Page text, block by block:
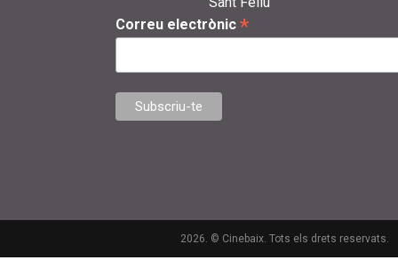
Correu electrònic *
2026. © Cinebaix. Tots els drets reservats.